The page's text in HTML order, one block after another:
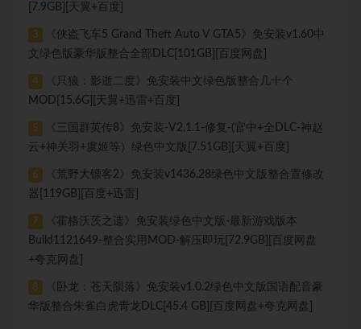
[7.9GB][天翼+百度]
3
《侠盗飞车5 Grand Theft Auto V GTA5》免安装v1.60中
文绿色版豪华版整合全部DLC[101GB][百度网盘]
4
《只狼：影逝二度》免安装中文绿色版整合几十个
MOD[15.6G][天翼+迅雷+百度]
5
《三国群英传8》免安装-V2.1.1-修复-(官中+全DLC-神赵
云+神关羽+虞姬等）绿色中文版[7.51GB][天翼+百度]
6
《荒野大镖客2》免安装v1436.28绿色中文版整合置修改
器[119GB][百度+迅雷]
7
《霍格沃茨之遗》免安装绿色中文版-最新游戏版本
Build1121649-整合实用MOD-解压即玩[72.9GB][百度网盘
+夸克网盘]
8
《卧龙：苍天陨落》免安装v1.0.2绿色中文版国语配音豪
华版整合朱雀白虎青龙DLC[45.4 GB][百度网盘+夸克网盘]